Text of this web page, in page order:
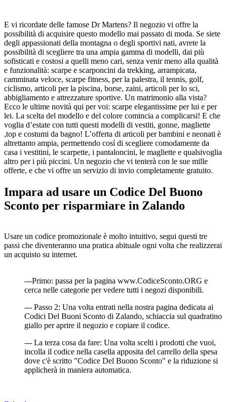
E vi ricordate delle famose Dr Martens? Il negozio vi offre la
possibilità di acquisire questo modello mai passato di moda. Se siete
degli appassionati della montagna o degli sportivi nati, avrete la
possibilità di scegliere tra una ampia gamma di modelli, dai più
sofisticati e costosi a quelli meno cari, senza venir meno alla qualità
e funzionalità: scarpe e scarponcini da trekking, arrampicata,
camminata veloce, scarpe fitness, per la palestra, il tennis, golf,
ciclismo, articoli per la piscina, borse, zaini, articoli per lo sci,
abbigliamento e attrezzature sportive. Un matrimonio alla vista?
Ecco le ultime novità qui per voi: scarpe elegantissime per lui e per
lei. La scelta del modello e del colore comincia a complicarsi! E che
voglia d’estate con tutti questi modelli di vestiti, gonne, magliette
,top e costumi da bagno! L’offerta di articoli per bambini e neonati è
altrettanto ampia, permettendo cosí di scegliere comodamente da
casa i vestitini, le scarpette, i pantaloncini, le magliette e qualsivoglia
altro per i più piccini. Un negozio che vi tenterà con le sue mille
offerte, e che vi offre un servizio di invio completamente gratuito.
Impara ad usare un Codice Del Buono
Sconto per risparmiare in Zalando
Usare un codice promozionale è molto intuitivo, segui questi tre
passi che diventeranno una pratica abituale ogni volta che realizzerai
un acquisto su internet.
---Primo: passa per la pagina www.CodiceSconto.ORG e
cerca nelle categorie per vedere tutti i negozi disponibili.
--- Passo 2: Una volta entrati nella nostra pagina dedicata ai
Codici Del Buoni Sconto di Zalando, schiaccia sul quadratino
giallo per aprire il negozio e copiare il codice.
--- La terza cosa da fare: Una volta scelti i prodotti che vuoi,
incolla il codice nella casella apposita del carrello della spesa
dove c'è scritto "Codice Del Buono Sconto" e la riduzione si
applicherà in maniera automatica.